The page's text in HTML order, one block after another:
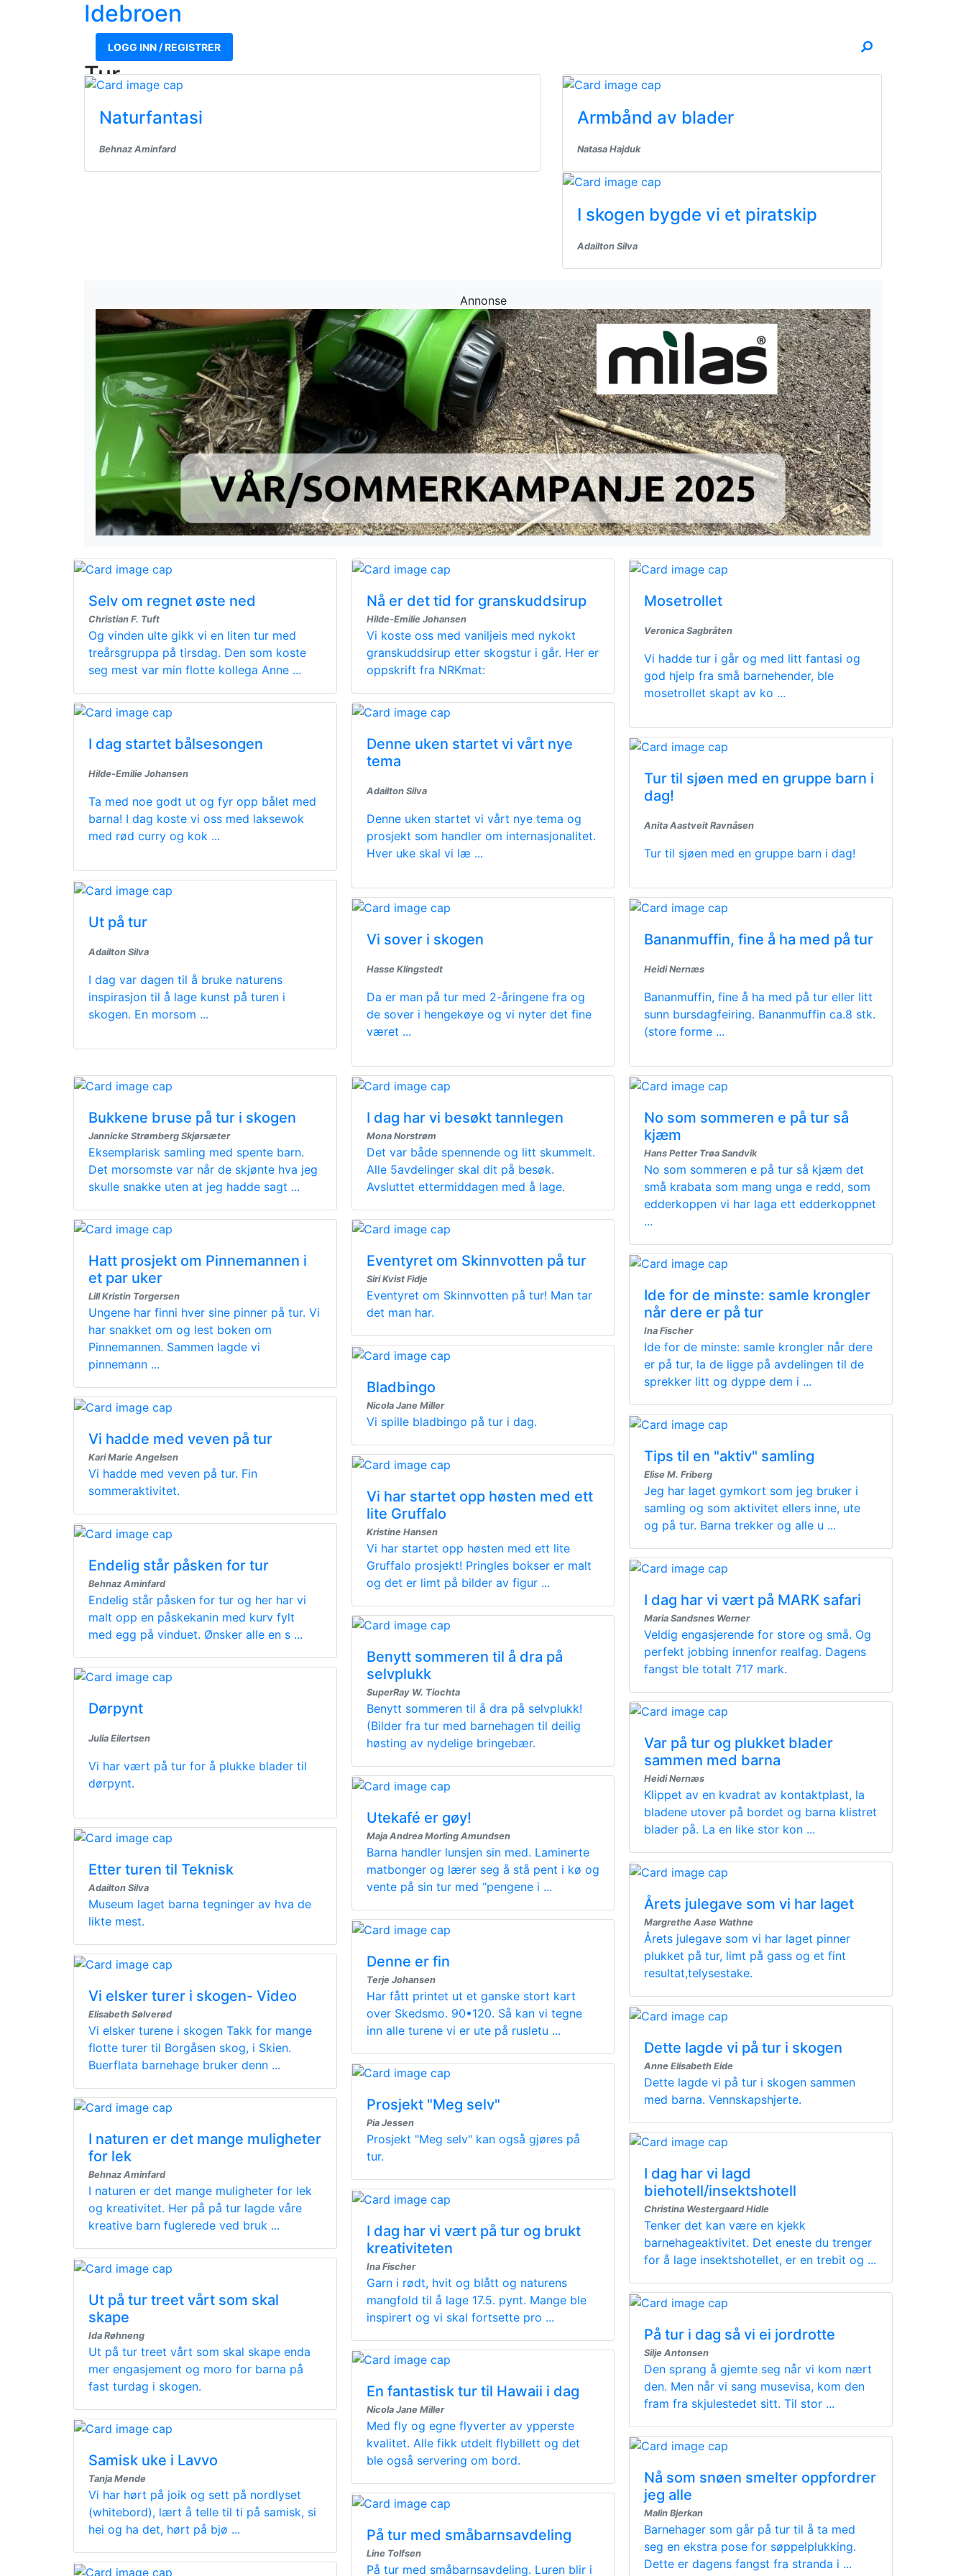
Idebroen
LOGG INN / REGISTRER
Tur161 ideer
Naturfantasi
Behnaz Aminfard
Armbånd av blader
Natasa Hajduk
I skogen bygde vi et piratskip
Adailton Silva
Annonse
Selv om regnet øste ned
Christian F. Tuft
Og vinden ulte gikk vi en liten tur med
treårsgruppa på tirsdag. Den som koste
seg mest var min flotte kollega Anne ...
I dag startet bålsesongen
Hilde-Emilie Johansen
Ta med noe godt ut og fyr opp bålet med
barna! I dag koste vi oss med laksewok
med rød curry og kok ...
Ut på tur
Adailton Silva
I dag var dagen til å bruke naturens
inspirasjon til å lage kunst på turen i
skogen. En morsom ...
Nå er det tid for granskuddsirup
Hilde-Emilie Johansen
Vi koste oss med vaniljeis med nykokt
granskuddsirup etter skogstur i går. Her er
oppskrift fra NRKmat:
Denne uken startet vi vårt nye
tema
Adailton Silva
Denne uken startet vi vårt nye tema og
prosjekt som handler om internasjonalitet.
Hver uke skal vi læ ...
Vi sover i skogen
Hasse Klingstedt
Da er man på tur med 2-åringene fra og
de sover i hengekøye og vi nyter det fine
været ...
Mosetrollet
Veronica Sagbråten
Vi hadde tur i går og med litt fantasi og
god hjelp fra små barnehender, ble
mosetrollet skapt av ko ...
Tur til sjøen med en gruppe barn i
dag!
Anita Aastveit Ravnåsen
Tur til sjøen med en gruppe barn i dag!
Bananmuffin, fine å ha med på tur
Heidi Nernæs
Bananmuffin, fine å ha med på tur eller litt
sunn bursdagfeiring. Bananmuffin ca.8 stk.
(store forme ...
Bukkene bruse på tur i skogen
Jannicke Strømberg Skjørsæter
Eksemplarisk samling med spente barn.
Det morsomste var når de skjønte hva jeg
skulle snakke uten at jeg hadde sagt ...
Hatt prosjekt om Pinnemannen i
et par uker
Lill Kristin Torgersen
Ungene har finni hver sine pinner på tur. Vi
har snakket om og lest boken om
Pinnemannen. Sammen lagde vi
pinnemann ...
Vi hadde med veven på tur
Kari Marie Angelsen
Vi hadde med veven på tur. Fin
sommeraktivitet.
Endelig står påsken for tur
Behnaz Aminfard
Endelig står påsken for tur og her har vi
malt opp en påskekanin med kurv fylt
med egg på vinduet. Ønsker alle en s ...
Dørpynt
Julia Eilertsen
Vi har vært på tur for å plukke blader til
dørpynt.
Etter turen til Teknisk
Adailton Silva
Museum laget barna tegninger av hva de
likte mest.
Vi elsker turer i skogen- Video
Elisabeth Sølverød
Vi elsker turene i skogen Takk for mange
flotte turer til Borgåsen skog, i Skien.
Buerflata barnehage bruker denn ...
I naturen er det mange muligheter
for lek
Behnaz Aminfard
I naturen er det mange muligheter for lek
og kreativitet. Her på på tur lagde våre
kreative barn fuglerede ved bruk ...
Ut på tur treet vårt som skal
skape
Ida Røhneng
Ut på tur treet vårt som skal skape enda
mer engasjement og moro for barna på
fast turdag i skogen.
Samisk uke i Lavvo
Tanja Mende
Vi har hørt på joik og sett på nordlyset
(whitebord), lært å telle til ti på samisk, si
hei og ha det, hørt på bjø ...
I dag har vi besøkt tannlegen
Mona Norstrøm
Det var både spennende og litt skummelt.
Alle 5avdelinger skal dit på besøk.
Avsluttet ettermiddagen med å lage.
Eventyret om Skinnvotten på tur
Siri Kvist Fidje
Eventyret om Skinnvotten på tur! Man tar
det man har.
Bladbingo
Nicola Jane Miller
Vi spille bladbingo på tur i dag.
Vi har startet opp høsten med ett
lite Gruffalo
Kristine Hansen
Vi har startet opp høsten med ett lite
Gruffalo prosjekt! Pringles bokser er malt
og det er limt på bilder av figur ...
Benytt sommeren til å dra på
selvplukk
SuperRay W. Tiochta
Benytt sommeren til å dra på selvplukk!
(Bilder fra tur med barnehagen til deilig
høsting av nydelige bringebær.
Utekafé er gøy!
Maja Andrea Morling Amundsen
Barna handler lunsjen sin med. Laminerte
matbonger og lærer seg å stå pent i kø og
vente på sin tur med “pengene i ...
Denne er fin
Terje Johansen
Har fått printet ut et ganske stort kart
over Skedsmo. 90•120. Så kan vi tegne
inn alle turene vi er ute på rusletu ...
Prosjekt "Meg selv"
Pia Jessen
Prosjekt "Meg selv" kan også gjøres på
tur.
I dag har vi vært på tur og brukt
kreativiteten
Ina Fischer
Garn i rødt, hvit og blått og naturens
mangfold til å lage 17.5. pynt. Mange ble
inspirert og vi skal fortsette pro ...
En fantastisk tur til Hawaii i dag
Nicola Jane Miller
Med fly og egne flyverter av ypperste
kvalitet. Alle fikk utdelt flybillett og det
ble også servering om bord.
På tur med småbarnsavdeling
Line Tolfsen
På tur med småbarnsavdeling. Luren blir i
No som sommeren e på tur så
kjæm
Hans Petter Trøa Sandvik
No som sommeren e på tur så kjæm det
små krabata som mang unga e redd, som
edderkoppen vi har laga ett edderkoppnet
...
Ide for de minste: samle krongler
når dere er på tur
Ina Fischer
Ide for de minste: samle krongler når dere
er på tur, la de ligge på avdelingen til de
sprekker litt og dyppe dem i ...
Tips til en "aktiv" samling
Elise M. Friberg
Jeg har laget gymkort som jeg bruker i
samling og som aktivitet ellers inne, ute
og på tur. Barna trekker og alle u ...
I dag har vi vært på MARK safari
Maria Sandsnes Werner
Veldig engasjerende for store og små. Og
perfekt jobbing innenfor realfag. Dagens
fangst ble totalt 717 mark.
Var på tur og plukket blader
sammen med barna
Heidi Nernæs
Klippet av en kvadrat av kontaktplast, la
bladene utover på bordet og barna klistret
blader på. La en like stor kon ...
Årets julegave som vi har laget
Margrethe Aase Wathne
Årets julegave som vi har laget pinner
plukket på tur, limt på gass og et fint
resultat,telysestake.
Dette lagde vi på tur i skogen
Anne Elisabeth Eide
Dette lagde vi på tur i skogen sammen
med barna. Vennskapshjerte.
I dag har vi lagd
biehotell/insektshotell
Christina Westergaard Hidle
Tenker det kan være en kjekk
barnehageaktivitet. Det eneste du trenger
for å lage insektshotellet, er en trebit og ...
På tur i dag så vi ei jordrotte
Silje Antonsen
Den sprang å gjemte seg når vi kom nært
den. Men når vi sang musevisa, kom den
fram fra skjulestedet sitt. Til stor ...
Nå som snøen smelter oppfordrer
jeg alle
Malin Bjerkan
Barnehager som går på tur til å ta med
seg en ekstra pose for søppelplukking.
Dette er dagens fangst fra stranda i ...